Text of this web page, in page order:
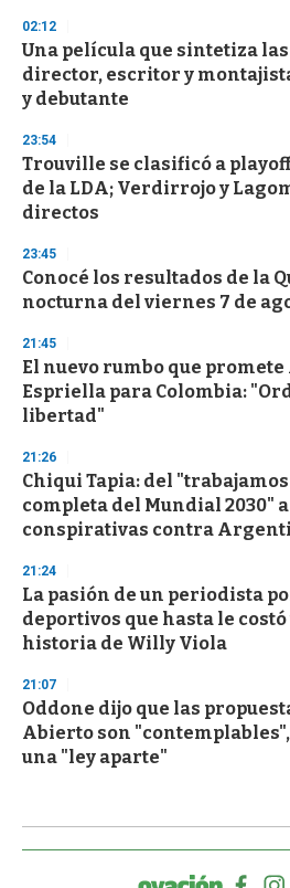
s
e
c
o
n
d
02:12
Una película que sintetiza
director, escritor y
y debutante
23:54
Trouville se clasificó a
de la LDA; Verdirrojo y
directos
23:45
Conocé los resultados de la
nocturna del viernes 7 de
21:45
El nuevo rumbo que
Espriella para Colombia:
libertad"
21:26
Chiqui Tapia: del
completa del Mundial 2030"
conspirativas contra
21:24
La pasión de un periodista
deportivos que hasta le
historia de Willy Viola
21:07
Oddone dijo que las
Abierto son
una "ley aparte"